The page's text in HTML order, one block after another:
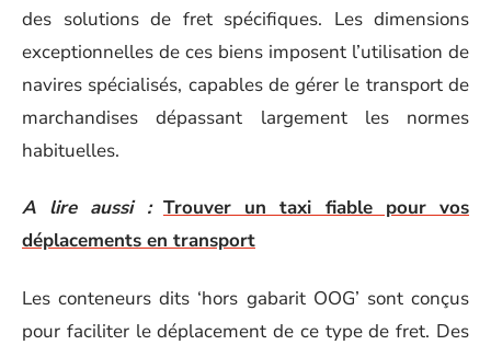
des solutions de fret spécifiques. Les dimensions
exceptionnelles de ces biens imposent l’utilisation de
navires spécialisés, capables de gérer le transport de
marchandises dépassant largement les normes
habituelles.
A lire aussi : Trouver un taxi fiable pour vos
déplacements en transport
Les conteneurs dits ‘hors gabarit OOG’ sont conçus
pour faciliter le déplacement de ce type de fret. Des